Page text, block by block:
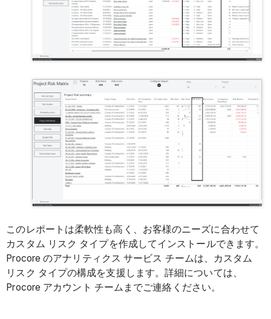
このレポートは柔軟性も高く、お客様のニーズに合わせて
カスタム リスク タイプを作成してインストールできます。
Procore のアナリティクス サービス チームは、カスタム
リスク タイプの構成を支援します。詳細については、
Procore アカウント チームまでご連絡ください。